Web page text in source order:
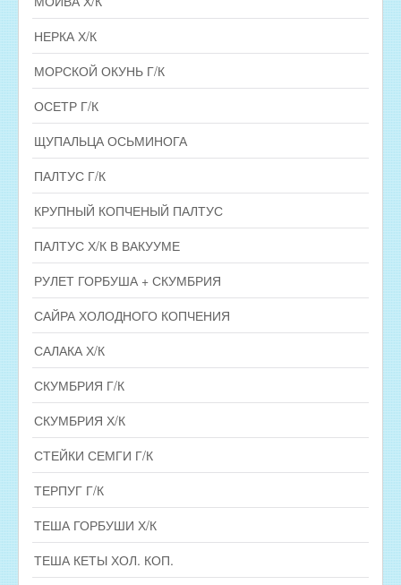
НЕРКА Х/К
МОРСКОЙ ОКУНЬ Г/К
ОСЕТР Г/К
ЩУПАЛЬЦА ОСЬМИНОГА
ПАЛТУС Г/К
КРУПНЫЙ КОПЧЕНЫЙ ПАЛТУС
ПАЛТУС Х/К В ВАКУУМЕ
РУЛЕТ ГОРБУША + СКУМБРИЯ
САЙРА ХОЛОДНОГО КОПЧЕНИЯ
САЛАКА Х/К
СКУМБРИЯ Г/К
СКУМБРИЯ Х/К
СТЕЙКИ СЕМГИ Г/К
ТЕРПУГ Г/К
ТЕША ГОРБУШИ Х/К
ТЕША КЕТЫ ХОЛ. КОП.